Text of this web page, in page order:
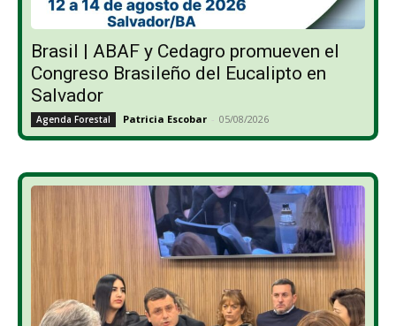
Brasil | ABAF y Cedagro promueven el
Congreso Brasileño del Eucalipto en
Salvador
Agenda Forestal Patricia Escobar - 05/08/2026